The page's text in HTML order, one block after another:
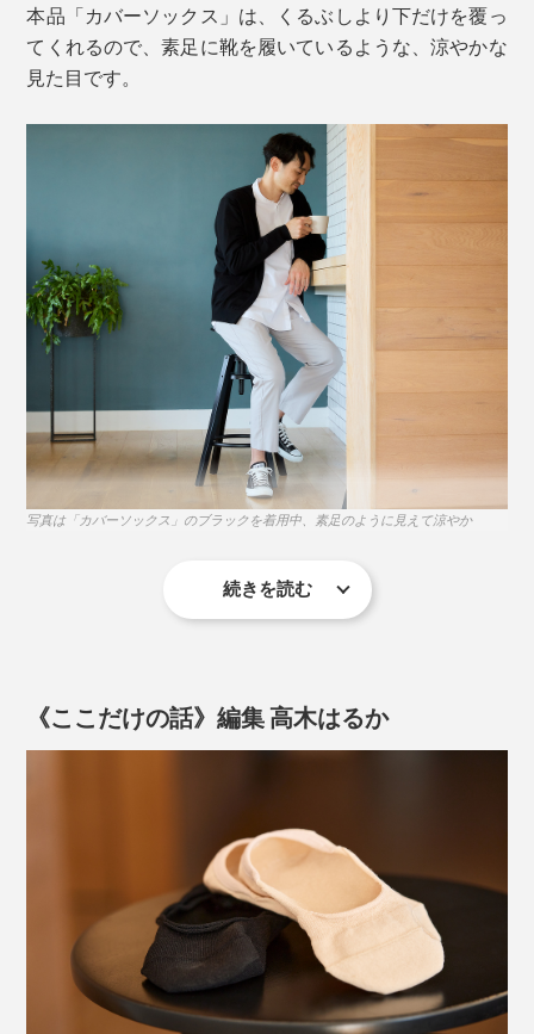
そもそも、和紙は、多孔質構造。目に見えないほど、微
細な穴が、無数にあいているので、吸水・放湿性が高い
糸です。
和紙糸の断面を見ると、こんな多孔質構造になっている／岐阜県産業技術総合セ
ンターで撮影した顕微鏡写真
「美濃和紙」の糸を編んだ『AMIGAMI』は、指先や足
裏の汗をいっぱい吸って、どんどん逃がしてくれるか
ンの世界で広めたい」と、意気投合した、大福製紙（美
濃市）と東洋繊維（関市）が協力して開発へ。
『AMIGAMI』は、大福製紙が細くて頑丈な和紙糸を、
東洋繊維が靴下編み機を、それぞれ40年以上、研究して
きた成果の賜物です。
靴下編み機は、針が回転しながら、靴下を編んでいきま
すが、『AMIGAMI』は、一般的なコットン製靴下の2倍
もの回転数で、ゆっくり編みながら、職人の手と目によ
本品「カバーソックス」は、くるぶしより下だけを覆っ
てくれるので、素足に靴を履いているような、涼やかな
見た目です。
写真は「カバーソックス」のブラックを着用中、素足のように見えて涼やか
続きを読む
《ここだけの話》編集 高木はるか